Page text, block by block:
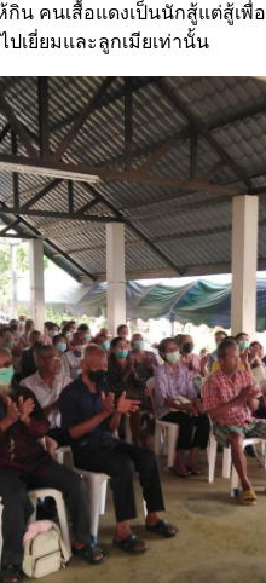
คนเสื้อแดงเป็นนักสู้แต่สู้เพื่
เยี่ยมและลูกเมียเท่านั้น